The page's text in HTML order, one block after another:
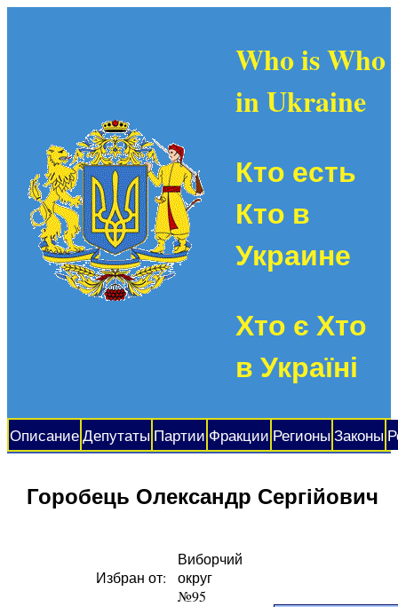
Who is Who
in Ukraine
Кто есть
Кто в
Украине
Хто є Хто
в Україні
Описание Депутаты Партии Фракции Регионы Законы
Горобець Олександр Сергійович
Избран от:
Виборчий
округ
№95